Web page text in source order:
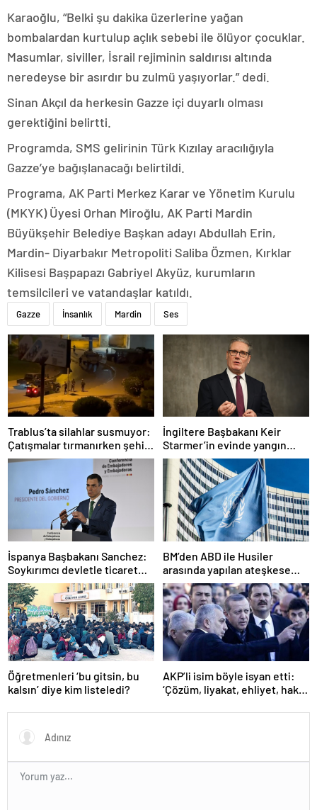
Karaoğlu, “Belki şu dakika üzerlerine yağan
bombalardan kurtulup açlık sebebi ile ölüyor çocuklar.
Masumlar, siviller, İsrail rejiminin saldırısı altında
neredeyse bir asırdır bu zulmü yaşıyorlar.” dedi.
Sinan Akçıl da herkesin Gazze içi duyarlı olması
gerektiğini belirtti.
Programda, SMS gelirinin Türk Kızılay aracılığıyla
Gazze’ye bağışlanacağı belirtildi.
Programa, AK Parti Merkez Karar ve Yönetim Kurulu
(MKYK) Üyesi Orhan Miroğlu, AK Parti Mardin
Büyükşehir Belediye Başkan adayı Abdullah Erin,
Mardin- Diyarbakır Metropoliti Saliba Özmen, Kırklar
Kilisesi Başpapazı Gabriyel Akyüz, kurumların
temsilcileri ve vatandaşlar katıldı.
Gazze İnsanlık Mardin Ses
Trablus’ta silahlar susmuyor:
Çatışmalar tırmanırken şehir
alarmda
İngiltere Başbakanı Keir
Starmer’in evinde yangın
çıktı
İspanya Başbakanı Sanchez:
Soykırımcı devletle ticaret
yapmayız
BM’den ABD ile Husiler
arasında yapılan ateşkese
ilişkin değerlendirme
Öğretmenleri ‘bu gitsin, bu
kalsın’ diye kim listeledi?
AKP’li isim böyle isyan etti:
‘Çözüm, liyakat, ehliyet, hak,